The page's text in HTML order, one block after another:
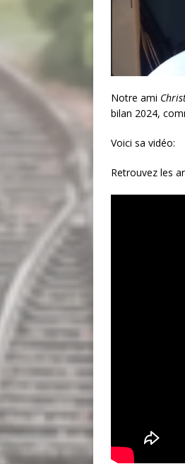
Notre ami
bilan 2024,
Voici sa vidéo:
Retrouvez les